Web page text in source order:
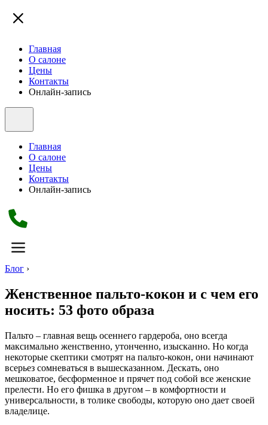
Главная
О салоне
Цены
Контакты
Онлайн-запись
Главная
О салоне
Цены
Контакты
Онлайн-запись
Блог ›
Женственное пальто-кокон и с чем его
носить: 53 фото образа
Пальто – главная вещь осеннего гардероба, оно всегда
максимально женственно, утонченно, изысканно. Но когда
некоторые скептики смотрят на пальто-кокон, они начинают
всерьез сомневаться в вышесказанном. Дескать, оно
мешковатое, бесформенное и прячет под собой все женские
прелести. Но его фишка в другом – в комфортности и
универсальности, в толике свободы, которую оно дает своей
владелице.